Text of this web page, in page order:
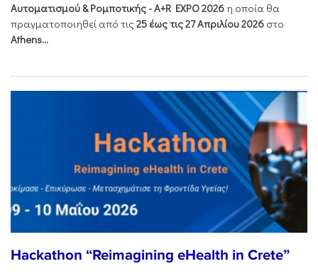
Αυτοματισμού & Ρομποτικής - Α+R EXPO 2026 η οποία θα
πραγματοποιηθεί από τις25 έως τις 27 Απριλίου 2026 στο
Athens...
Hackathon “Reimagining eHealth in Crete”